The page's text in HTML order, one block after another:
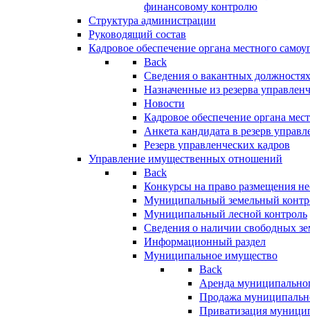
финансовому контролю
Структура администрации
Руководящий состав
Кадровое обеспечение органа местного
Back
Сведения о вакантных
Назначенные из резерва
Новости
Кадровое обеспечение органа
Анкета кандидата в резерв
Резерв управленческих кадров
Управление имущественных отношений
Back
Конкурсы на право размещения
Муниципальный земельный
Муниципальный лесной контроль
Сведения о наличии свободных
Информационный раздел
Муниципальное имущество
Back
Аренда
Продажа
Приватизация